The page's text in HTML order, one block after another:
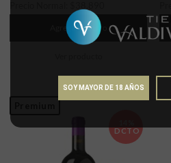
Agregar al carro
DCTO
SOY MAYOR DE 18 AÑOS